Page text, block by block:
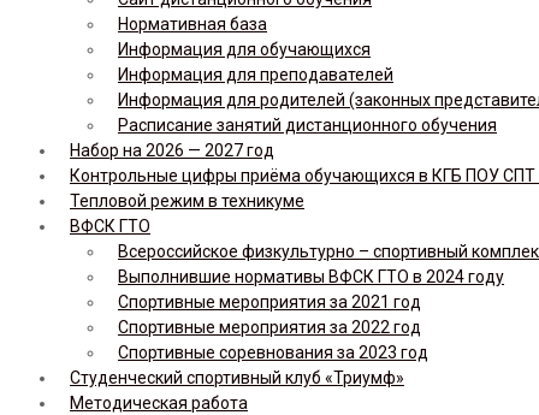
Нормативная база
Информация для обучающихся
Информация для преподавателей
Информация для родителей (законных
Расписание занятий дистанционного обучения
Набор на 2026 — 2027 год
Контрольные цифры приёма обучающихся в КГБ ПОУ СПТ
Тепловой режим в техникуме
ВФСК ГТО
Всероссийское физкультурно – спортивный
Выполнившие нормативы ВФСК ГТО в 2024 году
Спортивные мероприятия за 2021 год
Спортивные мероприятия за 2022 год
Спортивные соревнования за 2023 год
Студенческий спортивный клуб «Триумф»
Методическая работа